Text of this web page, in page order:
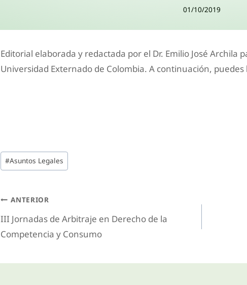
01/10/2019
Editorial elaborada y redactada por el Dr. Emilio José Archila
Universidad Externado de Colombia. A continuación,
#Asuntos Legales
ANTERIOR
III Jornadas de Arbitraje en Derecho de la
Competencia y Consumo